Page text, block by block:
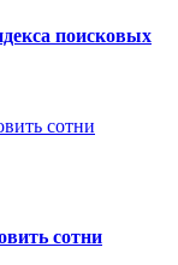
поисковых
сотни